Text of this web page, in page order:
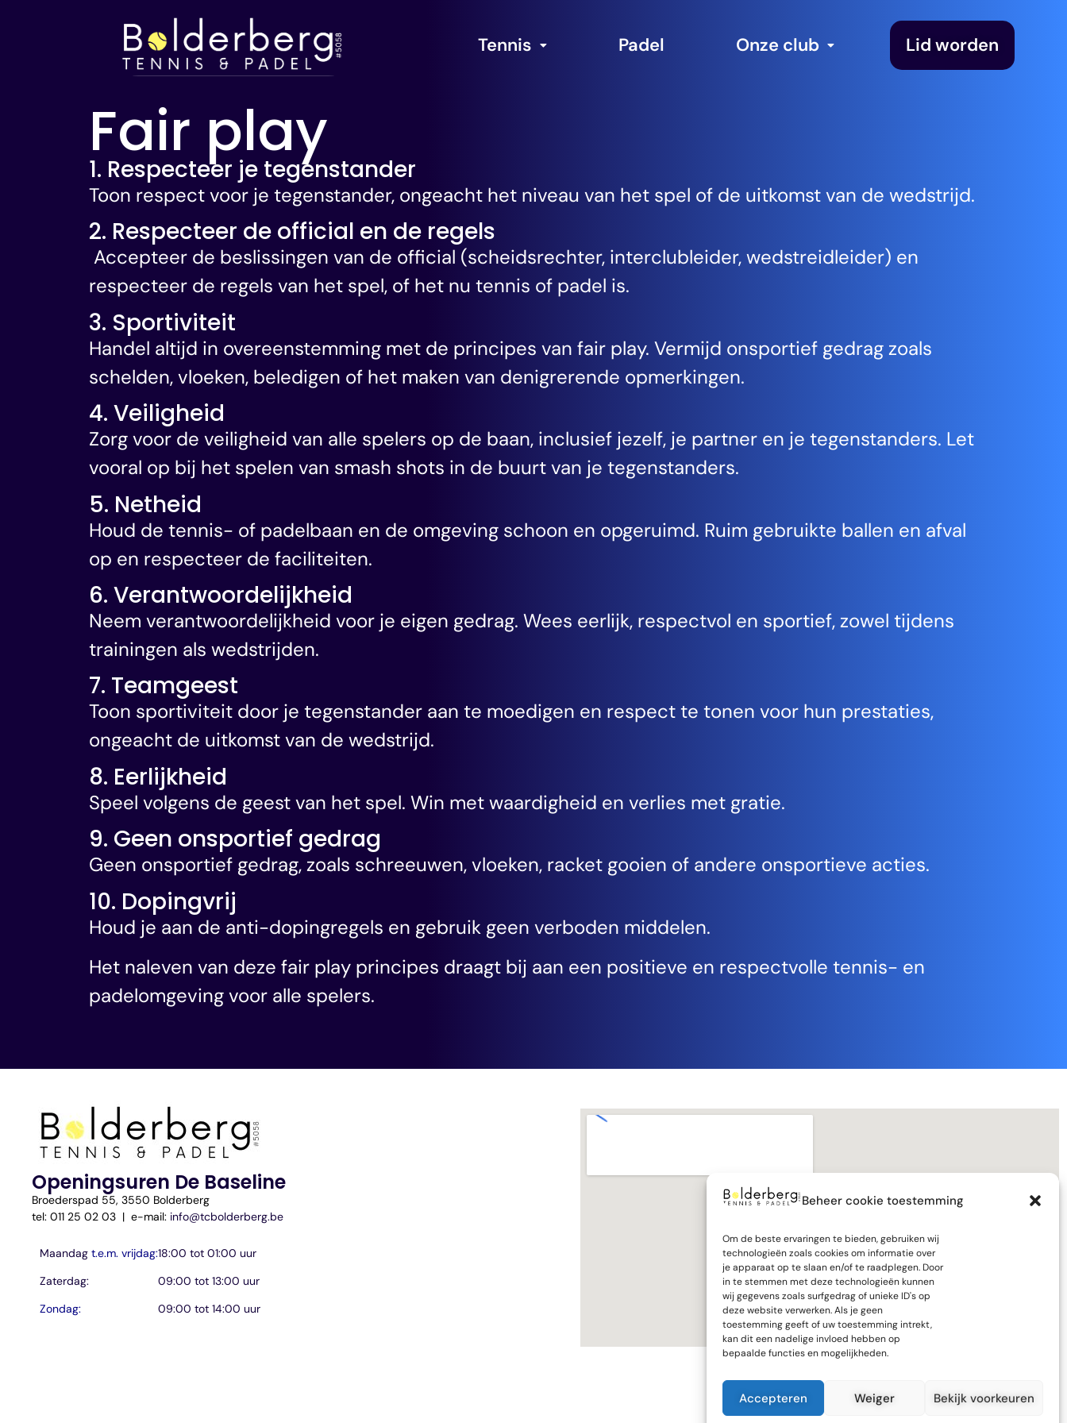
Beheer cookie toestemming
Om de beste ervaringen te bieden, gebruiken wij
technologieën zoals cookies om informatie over
je apparaat op te slaan en/of te raadplegen. Door
in te stemmen met deze technologieën kunnen
wij gegevens zoals surfgedrag of unieke ID's op
deze website verwerken. Als je geen
toestemming geeft of uw toestemming intrekt,
kan dit een nadelige invloed hebben op
bepaalde functies en mogelijkheden.
Accepteren Weiger Bekijk voorkeuren
Tennis Padel Onze club Lid worden
Fair play
1. Respecteer je tegenstander
Toon respect voor je tegenstander, ongeacht het niveau van het spel of de uitkomst van de wedstrijd.
2. Respecteer de official en de regels
Accepteer de beslissingen van de official (scheidsrechter, interclubleider, wedstreidleider) en
respecteer de regels van het spel, of het nu tennis of padel is.
3. Sportiviteit
Handel altijd in overeenstemming met de principes van fair play. Vermijd onsportief gedrag zoals
schelden, vloeken, beledigen of het maken van denigrerende opmerkingen.
4. Veiligheid
Zorg voor de veiligheid van alle spelers op de baan, inclusief jezelf, je partner en je tegenstanders. Let
vooral op bij het spelen van smash shots in de buurt van je tegenstanders.
5. Netheid
Houd de tennis- of padelbaan en de omgeving schoon en opgeruimd. Ruim gebruikte ballen en afval
op en respecteer de faciliteiten.
6. Verantwoordelijkheid
Neem verantwoordelijkheid voor je eigen gedrag. Wees eerlijk, respectvol en sportief, zowel tijdens
trainingen als wedstrijden.
7. Teamgeest
Toon sportiviteit door je tegenstander aan te moedigen en respect te tonen voor hun prestaties,
ongeacht de uitkomst van de wedstrijd.
8. Eerlijkheid
Speel volgens de geest van het spel. Win met waardigheid en verlies met gratie.
9. Geen onsportief gedrag
Geen onsportief gedrag, zoals schreeuwen, vloeken, racket gooien of andere onsportieve acties.
10. Dopingvrij
Houd je aan de anti-dopingregels en gebruik geen verboden middelen.
Het naleven van deze fair play principes draagt bij aan een positieve en respectvolle tennis- en
padelomgeving voor alle spelers.
Openingsuren De Baseline
Broederspad 55, 3550 Bolderberg
tel: 011 25 02 03 | e-mail: info@tcbolderberg.be
Maandag t.e.m. vrijdag:
Zaterdag:
Zondag:
18:00 tot 01:00 uur
09:00 tot 13:00 uur
09:00 tot 14:00 uur